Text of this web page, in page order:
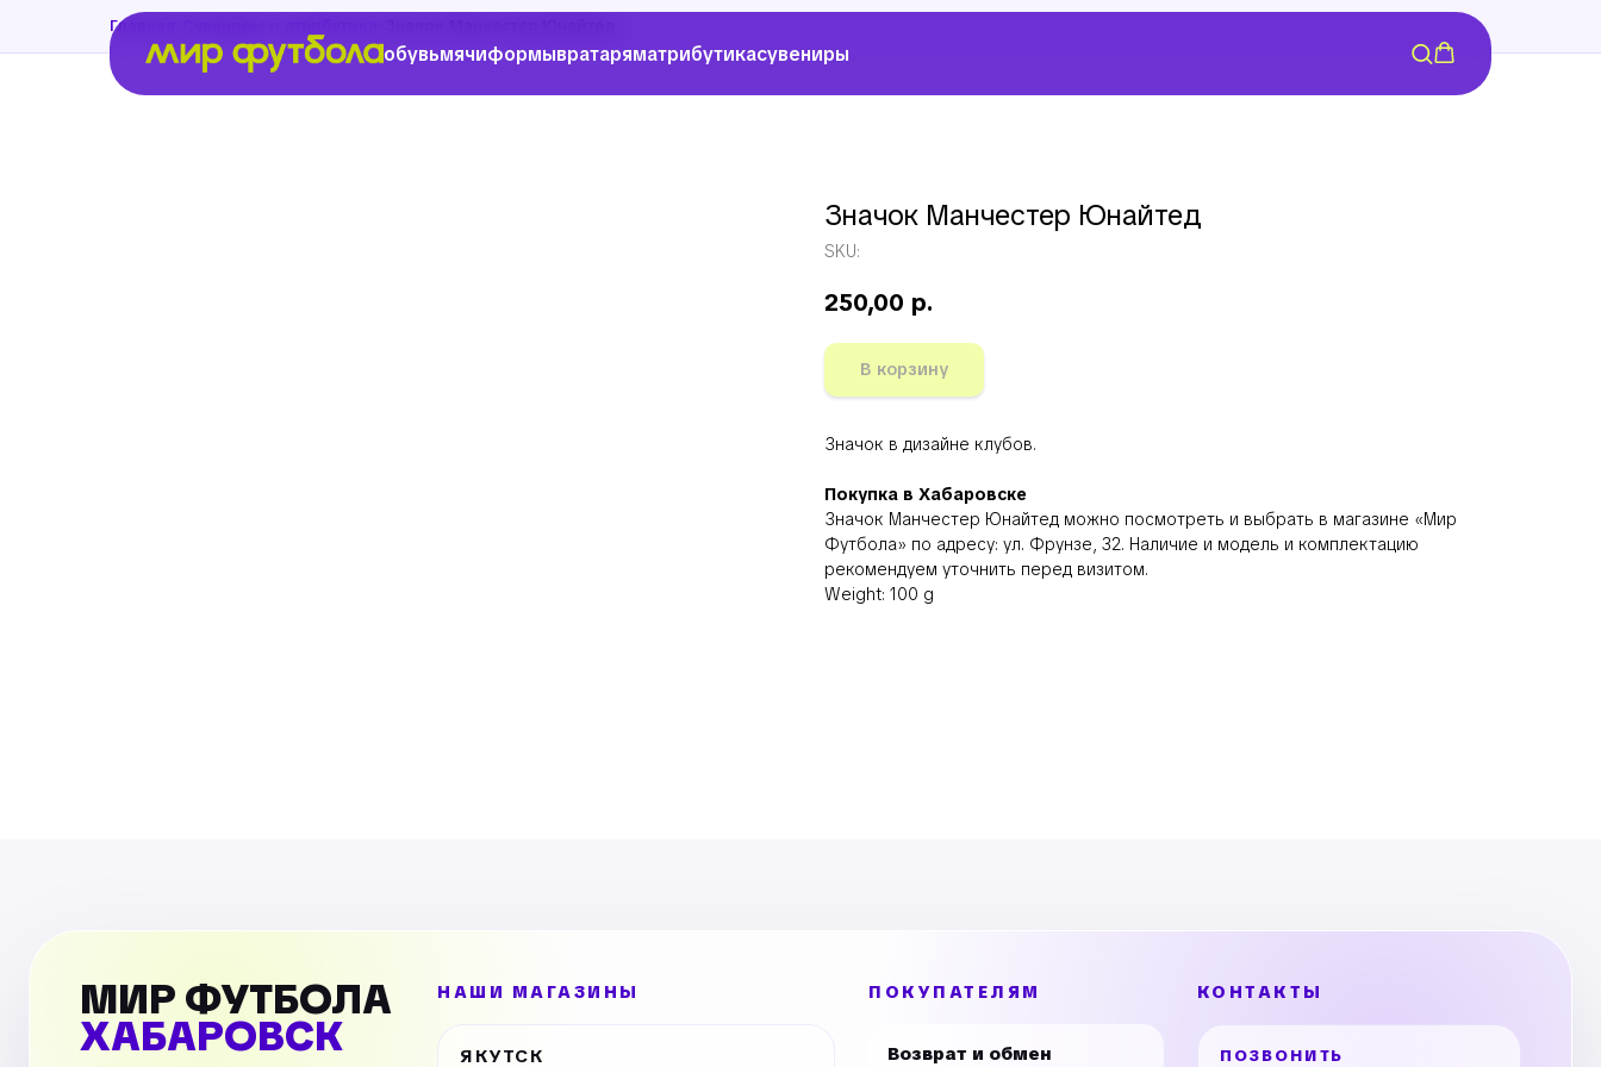
обувьмячиформывратаряматрибутикасувениры
Главная
Значок Манчестер Юнайтед
SKU:
250,00 р.
В корзину
Значок в дизайне клубов.
Покупка в Хабаровске
Значок Манчестер Юнайтед можно посмотреть и выбрать в магазине «Мир
Футбола» по адресу: ул. Фрунзе, 32. Наличие и модель и комплектацию
рекомендуем уточнить перед визитом.
Weight: 100 g
МИР ФУТБОЛА
ХАБАРОВСК
НАШИ МАГАЗИНЫ
ЯКУТСК
ПОКУПАТЕЛЯМ
Возврат и обмен
КОНТАКТЫ
ПОЗВОНИТЬ